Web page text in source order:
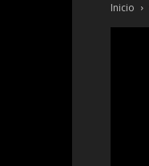
Inicio